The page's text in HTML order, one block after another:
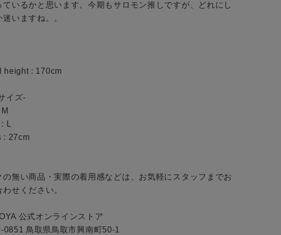
ているかと思います。今期もサロモン推しですが、どれにし
迷いますね。。
height : 170cm
イズ-
L
: 27cm
の無い商品・実際の着用感などは、お気軽にスタッフまでお
わせください。
公式オンラインストア
0851 鳥取県鳥取市興南町50-1